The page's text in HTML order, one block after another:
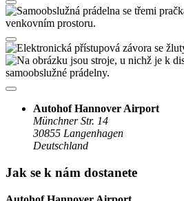
Autohof Hannover Airport
Münchner Str. 14
30855 Langenhagen
Deutschland
Jak se k nám dostanete